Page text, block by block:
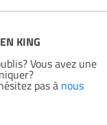
KING
Vous avez une
pas à nous